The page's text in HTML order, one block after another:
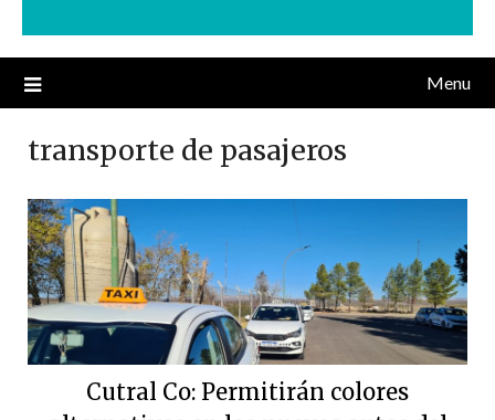
Menu
transporte de pasajeros
Cutral Co: Permitirán colores